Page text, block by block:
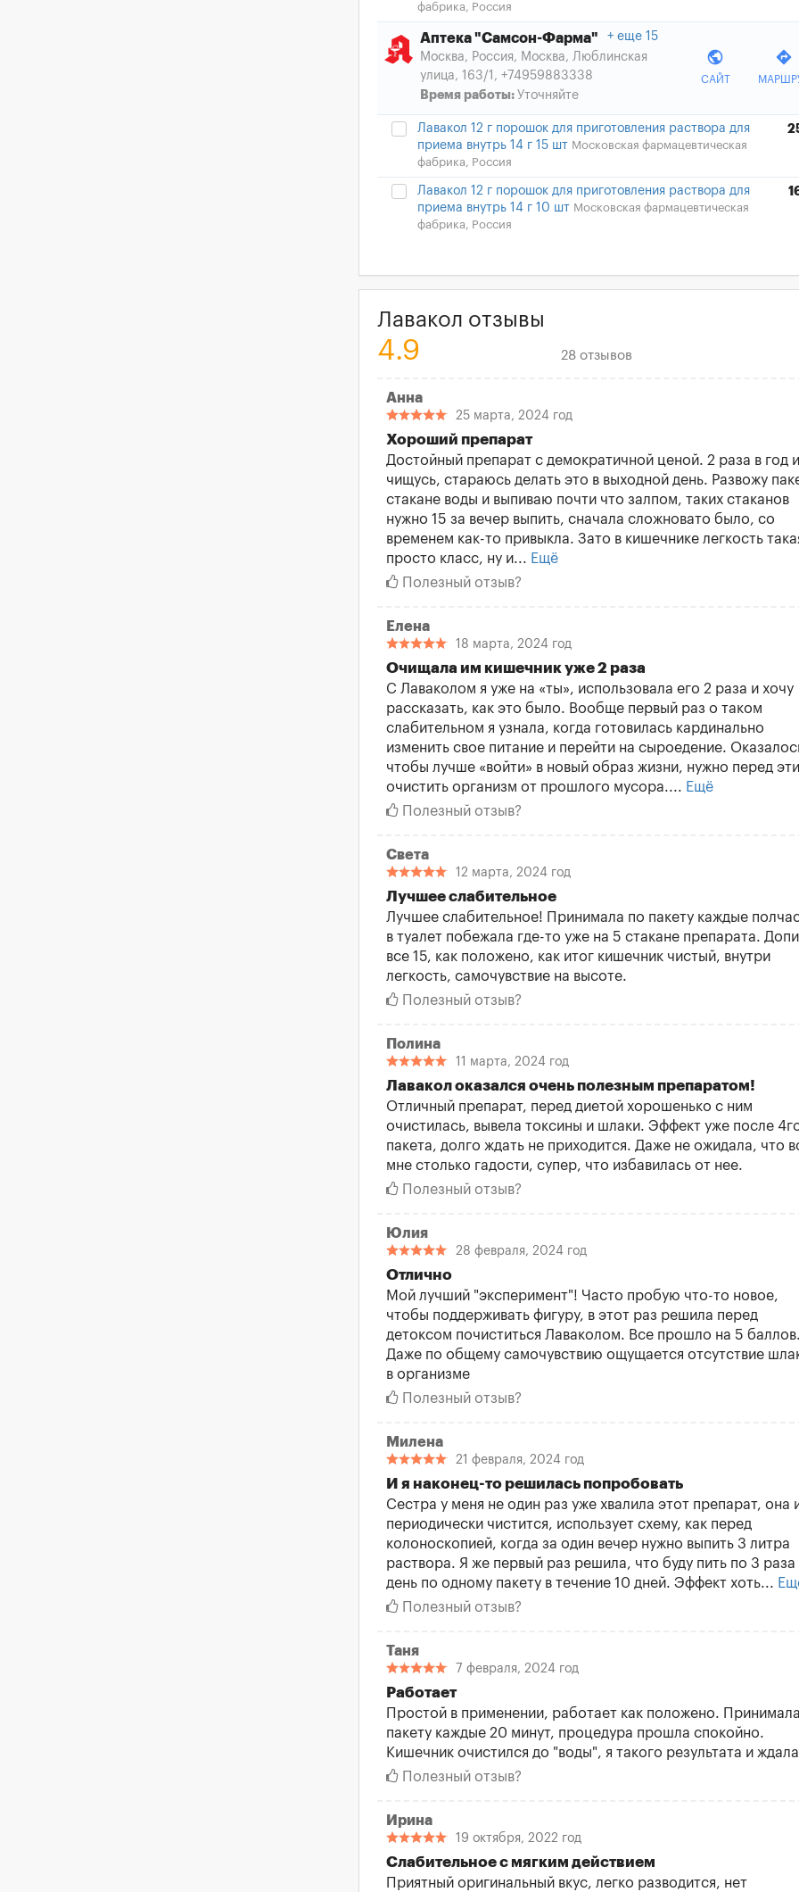
фабрика, Россия
Аптека "Самсон-Фарма"
еще 15
Москва, Россия, Москва, Люблинская
улица, 163/1 , +74959883338
Время работы: Уточняйте
public
САЙТ
directions
Лавакол 12 г порошок для приготовления раствора для
приема внутрь 14 г 15 шт Московская фармацевтическая
фабрика, Россия
Лавакол 12 г порошок для приготовления раствора для
приема внутрь 14 г 10 шт Московская фармацевтическая
фабрика, Россия
Лавакол отзывы
4.9 28 отзывов
Анна
25 марта, 2024 год
Хороший препарат
Достойный препарат с демократичной ценой. 2 раза в год
чищусь, стараюсь делать это в выходной день. Развожу
стакане воды и выпиваю почти что залпом, таких стаканов
нужно 15 за вечер выпить, сначала сложновато было, со
временем как-то привыкла. Зато в кишечнике легкость
просто класс, ну и... Ещё
Полезный отзыв?
Елена
18 марта, 2024 год
Очищала им кишечник уже 2 раза
С Лаваколом я уже на «ты», использовала его 2 раза и хочу
рассказать, как это было. Вообще первый раз о таком
слабительном я узнала, когда готовилась кардинально
изменить свое питание и перейти на сыроедение.
чтобы лучше «войти» в новый образ жизни, нужно перед
очистить организм от прошлого мусора.... Ещё
Полезный отзыв?
Света
12 марта, 2024 год
Лучшее слабительное
Лучшее слабительное! Принимала по пакету каждые
в туалет побежала где-то уже на 5 стакане препарата.
все 15, как положено, как итог кишечник чистый, внутри
легкость, самочувствие на высоте.
Полезный отзыв?
Полина
11 марта, 2024 год
Лавакол оказался очень полезным препаратом!
Отличный препарат, перед диетой хорошенько с ним
очистилась, вывела токсины и шлаки. Эффект уже после
пакета, долго ждать не приходится. Даже не ожидала, что
мне столько гадости, супер, что избавилась от нее.
Полезный отзыв?
Юлия
28 февраля, 2024 год
Отлично
Мой лучший "эксперимент"! Часто пробую что-то новое,
чтобы поддерживать фигуру, в этот раз решила перед
детоксом почиститься Лаваколом. Все прошло на 5 баллов.
Даже по общему самочувствию ощущается отсутствие
в организме
Полезный отзыв?
Милена
21 февраля, 2024 год
И я наконец-то решилась попробовать
Сестра у меня не один раз уже хвалила этот препарат, она
периодически чистится, использует схему, как перед
колоноскопией, когда за один вечер нужно выпить 3 литра
раствора. Я же первый раз решила, что буду пить по 3 раза
день по одному пакету в течение 10 дней. Эффект хоть...
Полезный отзыв?
Таня
7 февраля, 2024 год
Работает
Простой в применении, работает как положено.
пакету каждые 20 минут, процедура прошла спокойно.
Кишечник очистился до "воды", я такого результата и ждала
Полезный отзыв?
Ирина
19 октября, 2022 год
Слабительное с мягким действием
Приятный оригинальный вкус, легко разводится, нет